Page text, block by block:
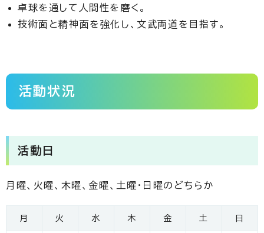
卓球を通して人間性を磨く。
技術面と精神面を強化し、文武両道を目指す。
活動状況
活動日
月曜、火曜、木曜、金曜、土曜・日曜のどちらか
月 火 水 木 金 土 日